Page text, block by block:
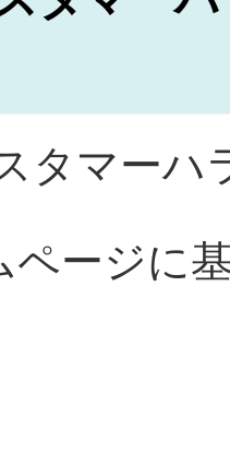
タマー
ページに